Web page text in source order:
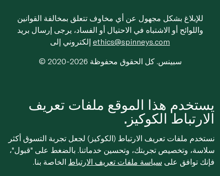
للإبلاغ بشكل مجهول عن أي مخاوف تتعلق بمخالفة القوانين
واللوائح أو الاشتباه في الاحتيال أو الفساد، يرجى إرسال بريد
ethics@spinneys.com
© 2020-2026 سبينس. كل الحقوق محفوظة
يستخدم هذا الموقع ملفات تعريف
الارتباط الكوكيز.
نستخدم ملفات تعريف الارتباط (الكوكيز) لجعل تجربة التسوق أكثر
سلاسة، وتخصيص تجربتك، وتحسين خدماتنا. بالضغط على "قبول"،
فإنك توافق على سياسة ملفات تعريف الارتباط الخاصة بنا.